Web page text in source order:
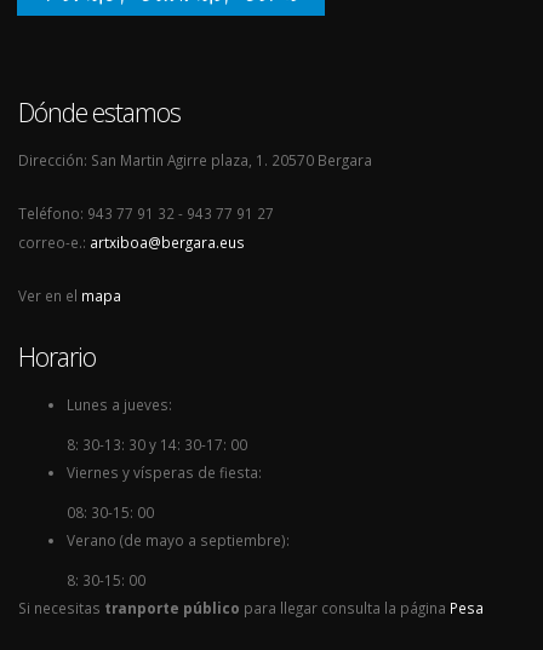
Dónde estamos
Dirección: San Martin Agirre plaza, 1. 20570 Bergara
Teléfono: 943 77 91 32 - 943 77 91 27
correo-e.: artxiboa@bergara.eus
Ver en el mapa
Horario
Lunes a jueves:
8: 30-13: 30 y 14: 30-17: 00
Viernes y vísperas de fiesta:
08: 30-15: 00
Verano (de mayo a septiembre):
8: 30-15: 00
Si necesitas tranporte público para llegar consulta la página Pesa